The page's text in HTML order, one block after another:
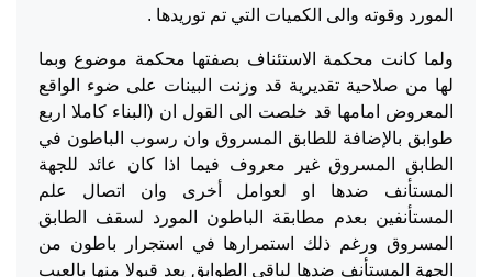
المورد وقوته والى الكميات التي تم توريدها .
ولما كانت محكمة الاستئناف بصفتها محكمة موضوع وبما
لها من صلاحية تقديرية قد وزنت البينات على ضوء الواقع
المعروض امامها قد خلصت الى القول ان (البناء كاملا اربع
طوابق بالإضافة للطابق المسروق وان رسوب الباطون في
الطابق المسروق غير معروف فيما اذا كان عائد للجهة
المستأنف ضدها او لعوامل أخرى وان اتصال علم
المستأنفين بعدم مطابقة الباطون المورد لسقف الطابق
المسروق ورغم ذلك استمرارها في استجرار باطون من
الجهة المستأنف ضدها لباقي الطوابق يعد قبولا منها بالعيب